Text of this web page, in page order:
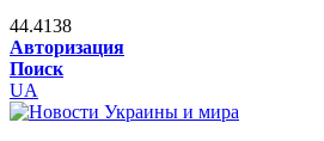
44.4138
Авторизация
Поиск
UA